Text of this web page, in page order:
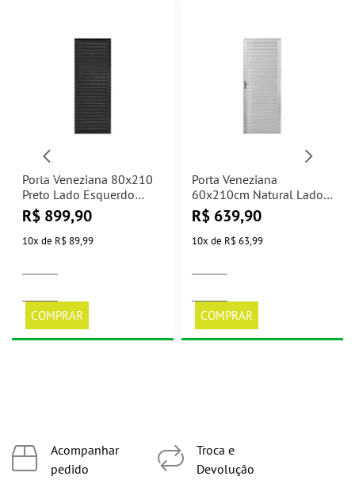
Porta Veneziana 80x210
Preto Lado Esquerdo
Líder
R$ 899,90
10x de R$ 89,99
COMPRAR
Porta Veneziana
60x210cm Natural Lado
Direito Líder
R$ 639,90
10x de R$ 63,99
COMPRAR
Acompanhar
pedido
Troca e
Devolução